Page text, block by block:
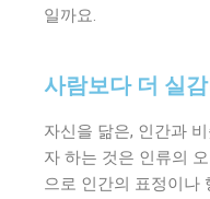
일까요.
사람보다 더 실
자신을 닮은, 인간과
자 하는 것은 인류의
으로 인간의 표정이나